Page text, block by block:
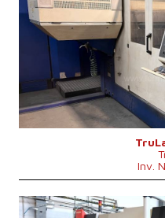
Baujahr:
Max. Werkstücklänge
Max. Werkstückbreite
Max. Blechdicke
Laserleistung
Max. Werkstückgewicht
Maschinenabmessungen L x B x
Maschinengewicht
Inv.
Baujahr:
2019